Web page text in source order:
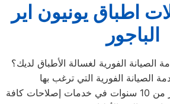
اطباق يونيون اير
الباجور
الصيانة الفورية لغسالة الأطباق لديك؟
كما إننا نمتلك خبرة أكثر من 10 سنوات في خدمات إصلاحات كافة